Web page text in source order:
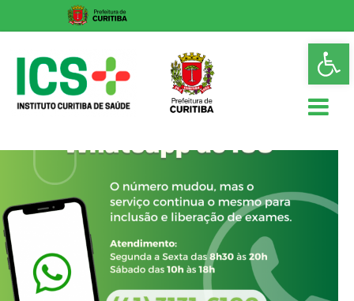
content
ICS
Instituto
de